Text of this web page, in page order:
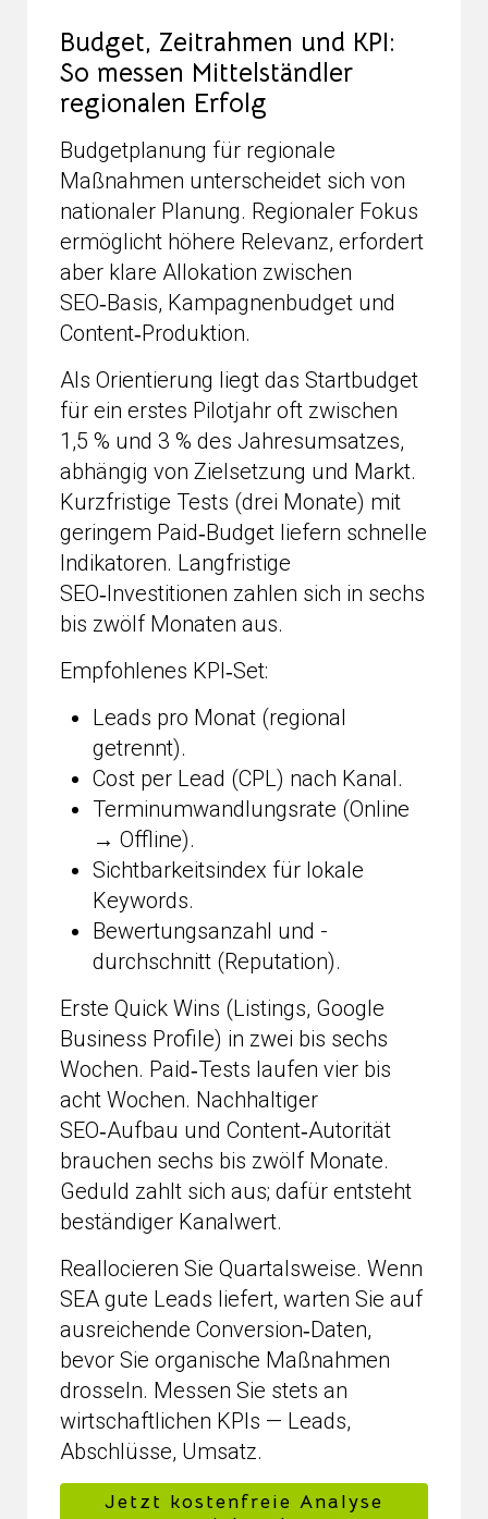
Budget, Zeitrahmen und KPI:
So messen Mittelständler
regionalen Erfolg
Budgetplanung für regionale
Maßnahmen unterscheidet sich von
nationaler Planung. Regionaler Fokus
ermöglicht höhere Relevanz, erfordert
aber klare Allokation zwischen
SEO‑Basis, Kampagnenbudget und
Content‑Produktion.
Als Orientierung liegt das Startbudget
für ein erstes Pilotjahr oft zwischen
1,5 % und 3 % des Jahresumsatzes,
abhängig von Zielsetzung und Markt.
Kurzfristige Tests (drei Monate) mit
geringem Paid‑Budget liefern schnelle
Indikatoren. Langfristige
SEO‑Investitionen zahlen sich in sechs
bis zwölf Monaten aus.
Empfohlenes KPI‑Set:
Leads pro Monat (regional
getrennt).
Cost per Lead (CPL) nach Kanal.
Terminumwandlungsrate (Online
→ Offline).
Sichtbarkeitsindex für lokale
Keywords.
Bewertungsanzahl und -
durchschnitt (Reputation).
Erste Quick Wins (Listings, Google
Business Profile) in zwei bis sechs
Wochen. Paid‑Tests laufen vier bis
acht Wochen. Nachhaltiger
SEO‑Aufbau und Content‑Autorität
brauchen sechs bis zwölf Monate.
Geduld zahlt sich aus; dafür entsteht
beständiger Kanalwert.
Reallocieren Sie Quartalsweise. Wenn
SEA gute Leads liefert, warten Sie auf
ausreichende Conversion‑Daten,
bevor Sie organische Maßnahmen
drosseln. Messen Sie stets an
wirtschaftlichen KPIs — Leads,
Abschlüsse, Umsatz.
Jetzt kostenfreie Analyse